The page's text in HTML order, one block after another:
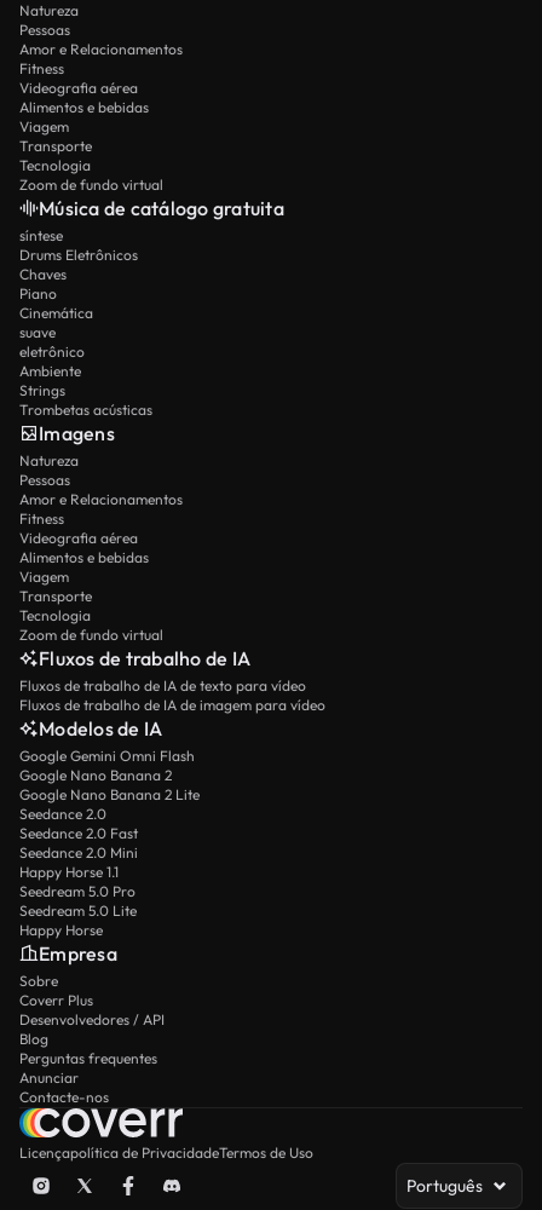
Natureza
Pessoas
Amor e Relacionamentos
Fitness
Videografia aérea
Alimentos e bebidas
Viagem
Transporte
Tecnologia
Zoom de fundo virtual
Música de catálogo gratuita
síntese
Drums Eletrônicos
Chaves
Piano
Cinemática
suave
eletrônico
Ambiente
Strings
Trombetas acústicas
Imagens
Natureza
Pessoas
Amor e Relacionamentos
Fitness
Videografia aérea
Alimentos e bebidas
Viagem
Transporte
Tecnologia
Zoom de fundo virtual
Fluxos de trabalho de IA
Fluxos de trabalho de IA de texto para vídeo
Fluxos de trabalho de IA de imagem para vídeo
Modelos de IA
Google Gemini Omni Flash
Google Nano Banana 2
Google Nano Banana 2 Lite
Seedance 2.0
Seedance 2.0 Fast
Seedance 2.0 Mini
Happy Horse 1.1
Seedream 5.0 Pro
Seedream 5.0 Lite
Happy Horse
Empresa
Sobre
Coverr Plus
Desenvolvedores / API
Blog
Perguntas frequentes
Anunciar
Contacte-nos
Licençapolítica de PrivacidadeTermos de Uso
Português